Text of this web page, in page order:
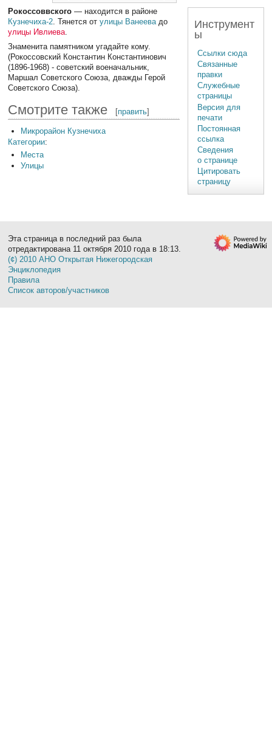
Рокоссоввского — находится в районе
Кузнечиха-2. Тянется отулицы Ванеевадо
улицы Ивлиева.
Знаменита памятником угадайте кому.
(Рокоссовский Константин Константинович
(1896-1968) - советский военачальник,
Маршал Советского Союза, дважды Герой
Советского Союза).
Смотрите также [править]
Микрорайон Кузнечиха
Категории:
Места
Улицы
Инструмент
ы
Ссылки сюда
Связанные
правки
Служебные
страницы
Версия для
печати
Постоянная
ссылка
Сведения
о странице
Цитировать
страницу
Эта страница в последний раз была
отредактирована 11 октября 2010 года в 18:13.
(¢) 2010 АНО Открытая Нижегородская
Энциклопедия
Правила
Список авторов/участников